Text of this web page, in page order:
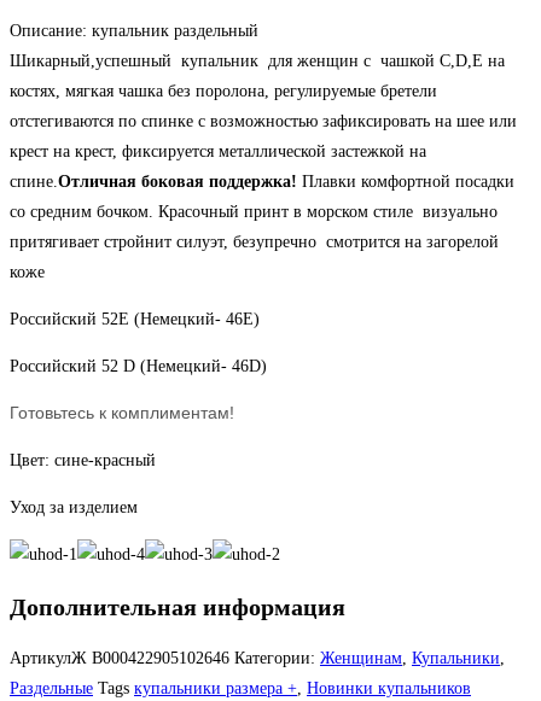
Описание: купальник раздельный
Шикарный,успешный купальник для женщин с чашкой С,D,Е на
костях, мягкая чашка без поролона, регулируемые бретели
отстегиваются по спинке с возможностью зафиксировать на шее или
крест на крест, фиксируется металлической застежкой на
спине.Отличная боковая поддержка! Плавки комфортной посадки
со средним бочком. Красочный принт в морском стиле визуально
притягивает стройнит силуэт, безупречно смотрится на загорелой
коже
Российский 52Е (Немецкий- 46Е)
Российский 52 D (Немецкий- 46D)
Готовьтесь к комплиментам!
Цвет: сине-красный
Уход за изделием
Дополнительная информация
АртикулЖ В000422905102646 Категории: Женщинам, Купальники,
Раздельные Tags купальники размера +, Новинки купальников